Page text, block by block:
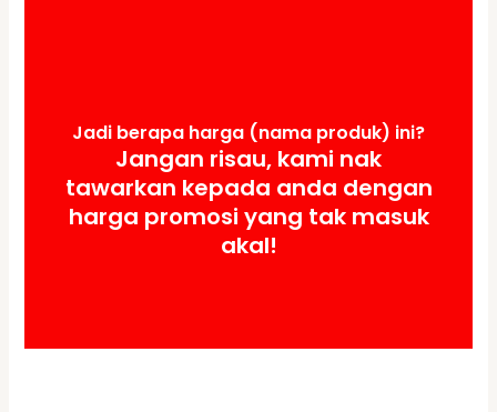
Jadi berapa harga (nama produk) ini?
Jangan risau, kami nak
tawarkan kepada anda dengan
harga promosi yang tak masuk
akal!